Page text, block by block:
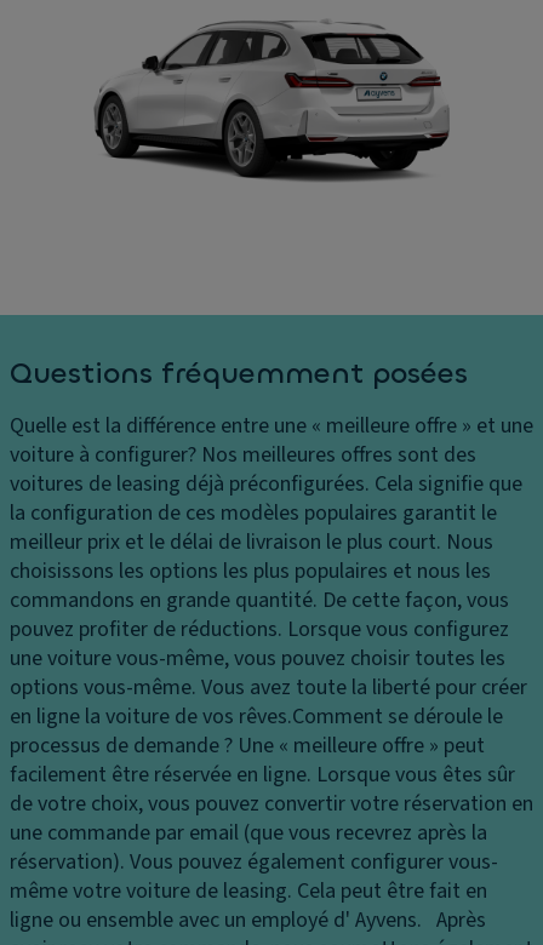
o
tr
ôl
e
d
e
s
p
h
ar
e
s
E
cl
ai
ra
g
e
la
gl
g
e
m
é
m
o
ri
s
a
bl
e
R
é
g
ul
a
t
e
ur
in
ér
ur
e
s
C
a
p
a
ci
t
é
d
u
c
of
f
re
B
Questions fréquemment posées
Quelle est la différence entre une « meilleure offre » et une
voiture à configurer? Nos meilleures offres sont des
voitures de leasing déjà préconfigurées. Cela signifie que
la configuration de ces modèles populaires garantit le
meilleur prix et le délai de livraison le plus court. Nous
choisissons les options les plus populaires et nous les
commandons en grande quantité. De cette façon, vous
pouvez profiter de réductions. Lorsque vous configurez
une voiture vous-même, vous pouvez choisir toutes les
options vous-même. Vous avez toute la liberté pour créer
en ligne la voiture de vos rêves.Comment se déroule le
processus de demande ? Une « meilleure offre » peut
facilement être réservée en ligne. Lorsque vous êtes sûr
de votre choix, vous pouvez convertir votre réservation en
une commande par email (que vous recevrez après la
réservation). Vous pouvez également configurer vous-
même votre voiture de leasing. Cela peut être fait en
ligne ou ensemble avec un employé d' Ayvens. Après